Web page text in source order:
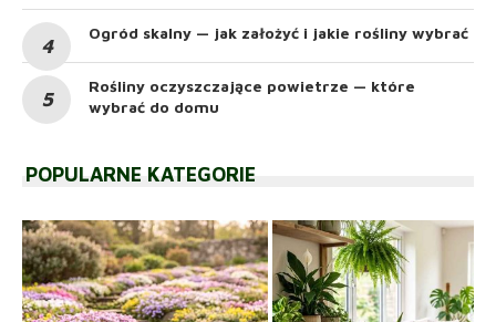
Ogród skalny — jak założyć i jakie rośliny wybrać
Rośliny oczyszczające powietrze — które
wybrać do domu
POPULARNE KATEGORIE